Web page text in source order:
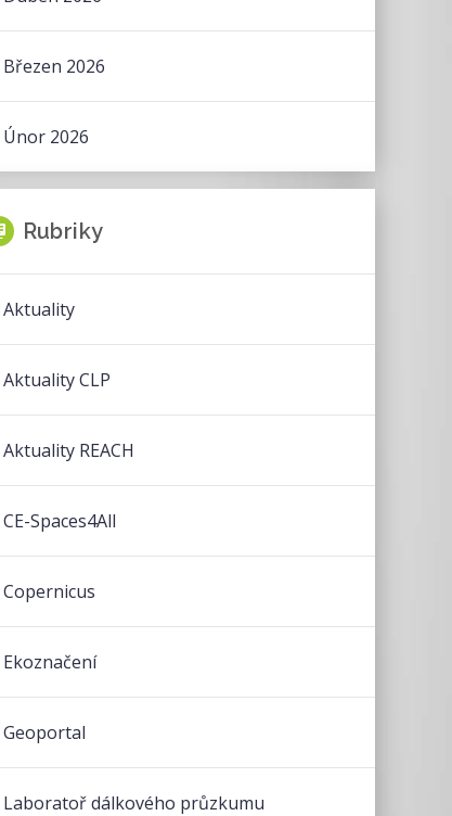
Březen 2026
Únor 2026
Rubriky
Aktuality
Aktuality CLP
Aktuality REACH
CE-Spaces4All
Copernicus
Ekoznačení
Geoportal
Laboratoř dálkového průzkumu